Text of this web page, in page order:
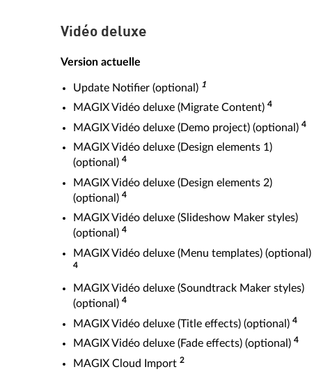
Vidéo deluxe
Version actuelle
Update Notifier (optional) 1
MAGIX Vidéo deluxe (Migrate Content) 4
MAGIX Vidéo deluxe (Demo project) (optional) 4
MAGIX Vidéo deluxe (Design elements 1)
(optional) 4
MAGIX Vidéo deluxe (Design elements 2)
(optional) 4
MAGIX Vidéo deluxe (Slideshow Maker styles)
(optional) 4
MAGIX Vidéo deluxe (Menu templates) (optional)
4
MAGIX Vidéo deluxe (Soundtrack Maker styles)
(optional) 4
MAGIX Vidéo deluxe (Title effects) (optional) 4
MAGIX Vidéo deluxe (Fade effects) (optional) 4
MAGIX Cloud Import 2